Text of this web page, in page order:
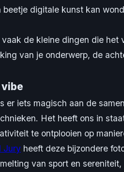
beetje digitale kunst kan
vaak de kleine dingen die het
van je onderwerp, de
er iets magisch aan de
Het heeft ons in
te ontplooien op
Jury heeft deze bijzondere
van sport en